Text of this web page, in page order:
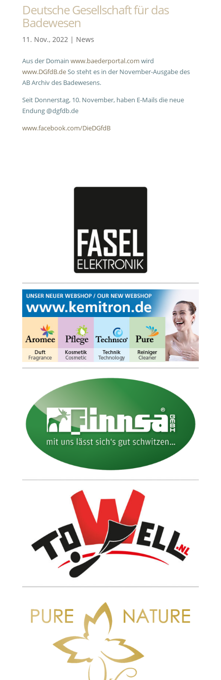
Deutsche Gesellschaft für das
Badewesen
11. Nov., 2022| News
Aus der Domain www.baederportal.com wird
www.DGfdB.deSo steht es in der November-Ausgabe des
AB Archiv des Badewesens.
Seit Donnerstag, 10. November, haben E-Mails die neue
Endung @dgfdb.de
www.facebook.com/DieDGfdB